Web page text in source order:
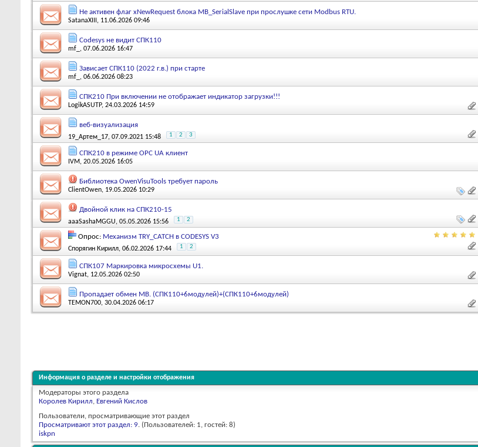
Не активен флаг xNewRequest блока MB_SerialSlave при прослушке сети Modbus RTU.
SatanaXIII , 11.06.2026 09:46
Codesys не видит СПК110
mf_ , 07.06.2026 16:47
Зависает СПК110 (2022 г.в.) при старте
mf_ , 06.06.2026 08:23
СПК210 При включении не отображает индикатор загрузки!!!
LogikASUTP, 24.03.2026 14:59
веб-визуализация
19_Артем_17, 07.09.2021 15:48 1 2 3
СПК210 в режиме OPC UA клиент
IVM, 20.05.2026 16:05
Библиотека OwenVisuTools требует пароль
ClientOwen, 19.05.2026 10:29
Двойной клик на СПК210-15
aaaSashaMGGU, 05.05.2026 15:56 1 2
Опрос: Механизм TRY_CATCH в CODESYS V3
Спорягин Кирилл, 06.02.2026 17:44 1 2
СПК107 Маркировка микросхемы U1.
Vignat, 12.05.2026 02:50
Пропадает обмен MB. (СПК110+6модулей)+(СПК110+6модулей)
TEMON700, 30.04.2026 06:17
Информация о разделе и настройки отображения
Модераторы этого раздела
Королев Кирилл, Евгений Кислов
Пользователи, просматривающие этот раздел
Просматривают этот раздел: 9. (Пользователей: 1, гостей: 8)
iskpn